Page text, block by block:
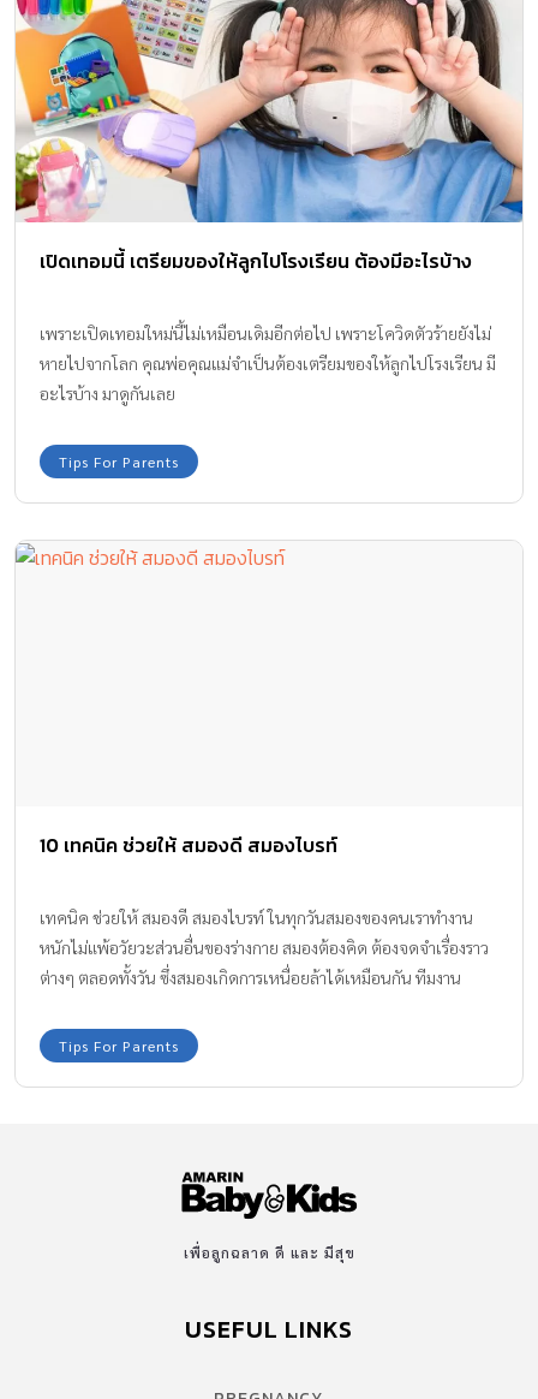
เปิดเทอมนี้ เตรียมของให้ลูกไปโรงเรียน ต้องมีอะไรบ้าง
เพราะเปิดเทอมใหม่นี้ไม่เหมือนเดิมอีกต่อไป เพราะโควิดตัวร้ายยังไม่
หายไปจากโลก คุณพ่อคุณแม่จำเป็นต้องเตรียมของให้ลูกไปโรงเรียน มี
อะไรบ้าง มาดูกันเลย
Tips For Parents
10 เทคนิค ช่วยให้ สมองดี สมองไบรท์
เทคนิค ช่วยให้ สมองดี สมองไบรท์ ในทุกวันสมองของคนเราทำงาน
หนักไม่แพ้อวัยวะส่วนอื่นของร่างกาย สมองต้องคิด ต้องจดจำเรื่องราว
ต่างๆ ตลอดทั้งวัน ซึ่งสมองเกิดการเหนื่อยล้าได้เหมือนกัน ทีมงาน
อย่างมีประสิทธิภาพ เพื่อให้ทุกคนในครอบครัว สามารถนำไปใช้ดูแล
สมองของตัวเองกันได้ง่ายๆ ค่ะ
Tips For Parents
เพื่อลูกฉลาด ดี และ มีสุข
USEFUL LINKS